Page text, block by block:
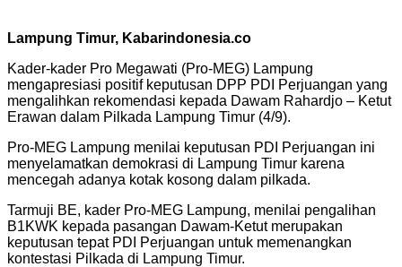
Lampung Timur, Kabarindonesia.co
Kader-kader Pro Megawati (Pro-MEG) Lampung
mengapresiasi positif keputusan DPP PDI Perjuangan yang
mengalihkan rekomendasi kepada Dawam Rahardjo – Ketut
Erawan dalam Pilkada Lampung Timur (4/9).
Pro-MEG Lampung menilai keputusan PDI Perjuangan ini
menyelamatkan demokrasi di Lampung Timur karena
mencegah adanya kotak kosong dalam pilkada.
Tarmuji BE, kader Pro-MEG Lampung, menilai pengalihan
B1KWK kepada pasangan Dawam-Ketut merupakan
keputusan tepat PDI Perjuangan untuk memenangkan
kontestasi Pilkada di Lampung Timur.